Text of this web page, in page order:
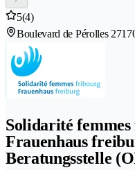
5(4)
Boulevard de Pérolles 27
Solidarité
Frauenhaus
Beratungsstelle